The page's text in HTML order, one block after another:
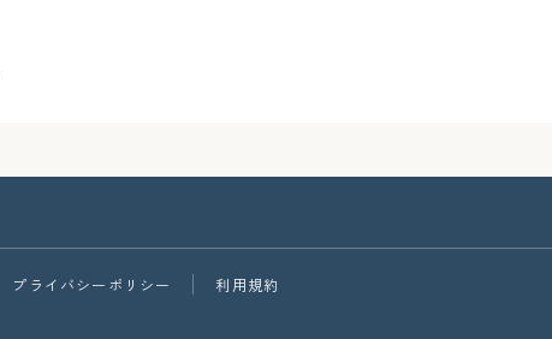
プライバシーポリシー
利用規約